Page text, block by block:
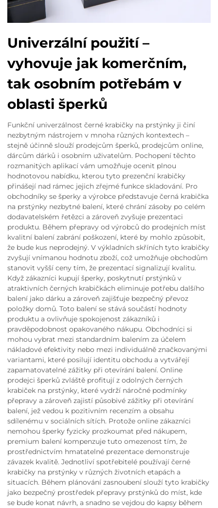
Univerzální použití –
vyhovuje jak komerčním,
tak osobním potřebám v
oblasti šperků
Funkční univerzálnost černé krabičky na prstýnky ji činí
nezbytným nástrojem v mnoha různých kontextech –
stejně účinně slouží prodejcům šperků, prodejcům online,
dárcům dárků i osobním uživatelům. Pochopení těchto
rozmanitých aplikací vám umožňuje ocenit plnou
hodnotovou nabídku, kterou tyto prezenční krabičky
přinášejí nad rámec jejich zřejmé funkce skladování. Pro
obchodníky se šperky a výrobce představuje černá krabička
na prstýnky nezbytné balení, které chrání zásoby po celém
dodavatelském řetězci a zároveň zvyšuje prezentaci
produktu. Během přepravy od výrobců do prodejních míst
kvalitní balení zabrání poškození, které by mohlo způsobit,
že bude kus neprodejný. V výkladních skříních tyto krabičky
zvyšují vnímanou hodnotu zboží, což umožňuje obchodům
stanovit vyšší ceny tím, že prezentací signalizují kvalitu.
Když zákazníci kupují šperky, poskytnutí prstýnků v
atraktivních černých krabičkách eliminuje potřebu dalšího
balení jako dárku a zároveň zajišťuje bezpečný převoz
položky domů. Toto balení se stává součástí hodnoty
produktu a ovlivňuje spokojenost zákazníků i
pravděpodobnost opakovaného nákupu. Obchodníci si
mohou vybrat mezi standardním balením za účelem
nákladové efektivity nebo mezi individuálně značkovanými
variantami, které posilují identitu obchodu a vytvářejí
zapamatovatelné zážitky při otevírání balení. Online
prodejci šperků zvláště profitují z odolných černých
krabiček na prstýnky, které vydrží náročné podmínky
přepravy a zároveň zajistí působivé zážitky při otevírání
balení, jež vedou k pozitivním recenzím a obsahu
sdílenému v sociálních sítích. Protože online zákazníci
nemohou šperky fyzicky prozkoumat před nákupem,
premium balení kompenzuje tuto omezenost tím, že
prostřednictvím hmatatelné prezentace demonstruje
závazek kvalitě. Jednotliví spotřebitelé používají černé
krabičky na prstýnky v různých životních etapách a
situacích. Během plánování zasnoubení slouží tyto krabičky
jako bezpečný prostředek přepravy prstýnků do míst, kde
se bude konat návrh, a snadno se vejdou do kapsy během